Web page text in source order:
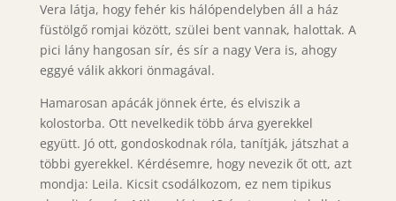
Vera látja, hogy fehér kis hálópendelyben áll a ház
füstölgő romjai között, szülei bent vannak, halottak. A
pici lány hangosan sír, és sír a nagy Vera is, ahogy
eggyé válik akkori önmagával.
Hamarosan apácák jönnek érte, és elviszik a
kolostorba. Ott nevelkedik több árva gyerekkel
együtt. Jó ott, gondoskodnak róla, tanítják, játszhat a
többi gyerekkel. Kérdésemre, hogy nevezik őt ott, azt
mondja: Leila. Kicsit csodálkozom, ez nem tipikus